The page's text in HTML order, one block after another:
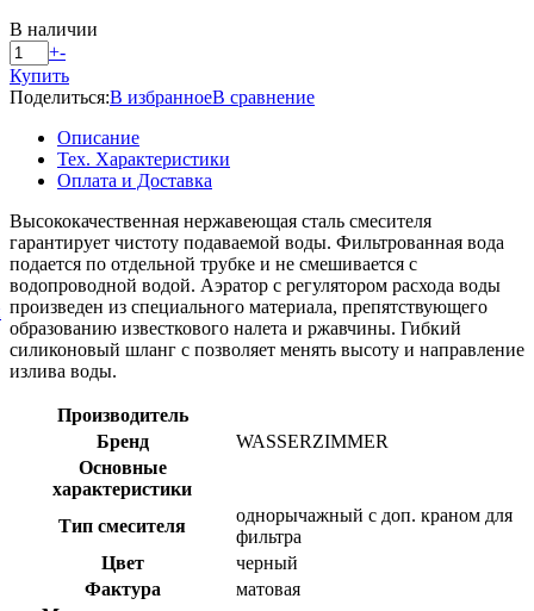
В наличии
+-
Купить
Поделиться:В избранноеВ сравнение
Описание
Тех. Характеристики
Оплата и Доставка
Высококачественная нержавеющая сталь смесителя
гарантирует чистоту подаваемой воды. Фильтрованная вода
подается по отдельной трубке и не смешивается с
водопроводной водой. Аэратор с регулятором расхода воды
произведен из специального материала, препятствующего
образованию известкового налета и ржавчины. Гибкий
силиконовый шланг с позволяет менять высоту и направление
излива воды.
Производитель
Бренд
WASSERZIMMER
Основные
характеристики
Тип смесителя
однорычажный с доп. краном для
фильтра
Цвет
черный
Фактура
матовая